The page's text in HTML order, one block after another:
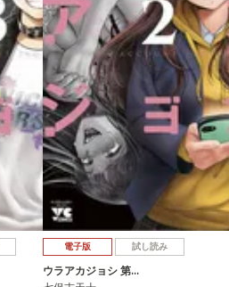
電子版 試し読み
ウラアカジョシ 第…